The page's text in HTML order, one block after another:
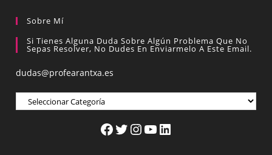
Sobre Mí
Si Tienes Alguna Duda Sobre Algún Problema Que No
Sepas Resolver, No Dudes En Enviarmelo A Este Email.
dudas@profearantxa.es